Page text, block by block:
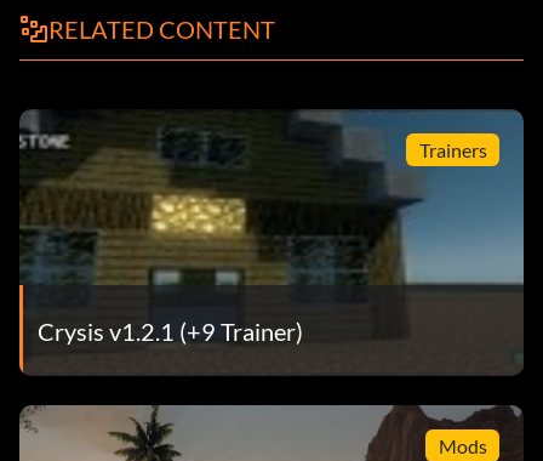
RELATED CONTENT
Trainers
Crysis v1.2.1 (+9 Trainer)
Mods